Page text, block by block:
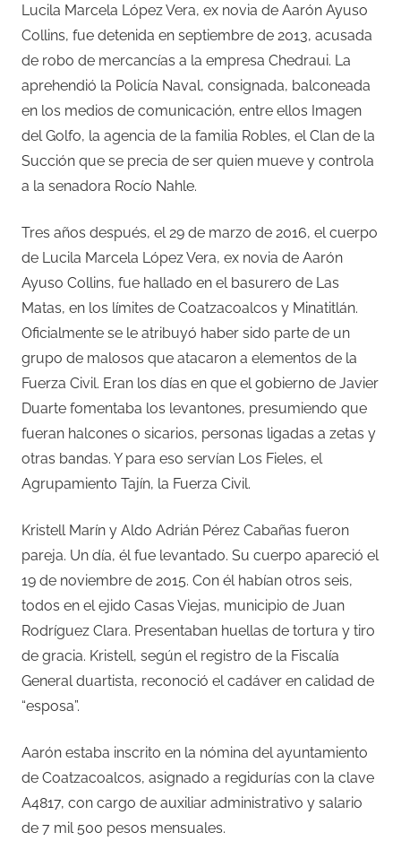
Lucila Marcela López Vera, ex novia de Aarón Ayuso
Collins, fue detenida en septiembre de 2013, acusada
de robo de mercancías a la empresa Chedraui. La
aprehendió la Policía Naval, consignada, balconeada
en los medios de comunicación, entre ellos Imagen
del Golfo, la agencia de la familia Robles, el Clan de la
Succión que se precia de ser quien mueve y controla
a la senadora Rocío Nahle.
Tres años después, el 29 de marzo de 2016, el cuerpo
de Lucila Marcela López Vera, ex novia de Aarón
Ayuso Collins, fue hallado en el basurero de Las
Matas, en los límites de Coatzacoalcos y Minatitlán.
Oficialmente se le atribuyó haber sido parte de un
grupo de malosos que atacaron a elementos de la
Fuerza Civil. Eran los días en que el gobierno de Javier
Duarte fomentaba los levantones, presumiendo que
fueran halcones o sicarios, personas ligadas a zetas y
otras bandas. Y para eso servían Los Fieles, el
Agrupamiento Tajín, la Fuerza Civil.
Kristell Marín y Aldo Adrián Pérez Cabañas fueron
pareja. Un día, él fue levantado. Su cuerpo apareció el
19 de noviembre de 2015. Con él habían otros seis,
todos en el ejido Casas Viejas, municipio de Juan
Rodríguez Clara. Presentaban huellas de tortura y tiro
de gracia. Kristell, según el registro de la Fiscalía
General duartista, reconoció el cadáver en calidad de
“esposa”.
Aarón estaba inscrito en la nómina del ayuntamiento
de Coatzacoalcos, asignado a regidurías con la clave
A4817, con cargo de auxiliar administrativo y salario
de 7 mil 500 pesos mensuales.